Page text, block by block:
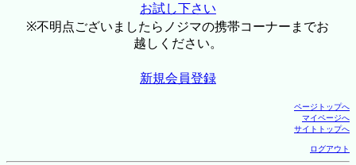
お試し下さい
※不明点ございましたらノジマの携帯コーナーまでお
越しください。
新規会員登録
ページトップへ
マイページへ
サイトトップへ
ログアウト